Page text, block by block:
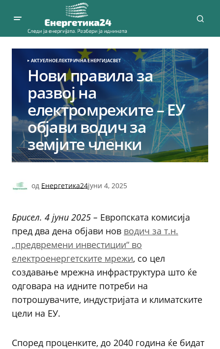
АКТУЕЛНОЕЛЕКТРИЧНА ЕНЕРГИЈАСВЕТ
Нови правила за
развој на
електромрежите – ЕУ
објави водич за
земјите членки
од Енергетика24јуни 4, 2025
Брисел. 4 јуни 2025 – Европската комисија
пред два дена објави нов водич за т.н.
„предвремени инвестиции“ во
електроенергетските мрежи, со цел
создавање мрежна инфраструктура што ќе
одговара на идните потреби на
потрошувачите, индустријата и климатските
цели на ЕУ.
Според проценките, до 2040 година ќе бидат